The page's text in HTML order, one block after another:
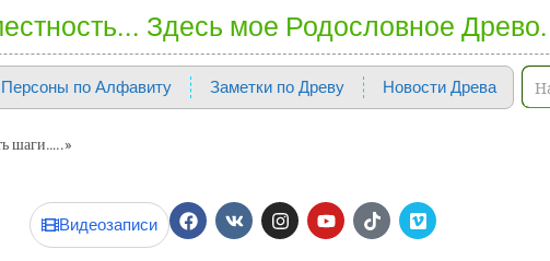
Здесь мое Родословное
Персоны по Алфавиту Заметки по Древу Новости Древа
шаги…..»
Видеозаписи